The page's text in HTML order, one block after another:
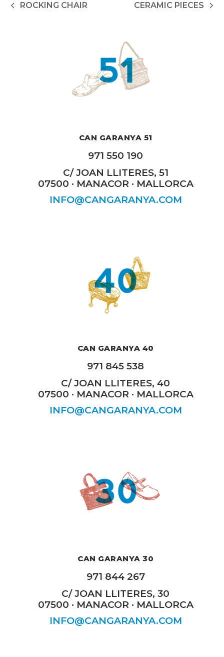
previous
ROCKING CHAIR
next
CERAMIC PIECES
CAN GARANYA 51
971 550 190
C/ JOAN LLITERES, 51
07500 · MANACOR · MALLORCA
INFO@CANGARANYA.COM
CAN GARANYA 40
971 845 538
C/ JOAN LLITERES, 40
07500 · MANACOR · MALLORCA
INFO@CANGARANYA.COM
CAN GARANYA 30
971 844 267
C/ JOAN LLITERES, 30
07500 · MANACOR · MALLORCA
INFO@CANGARANYA.COM